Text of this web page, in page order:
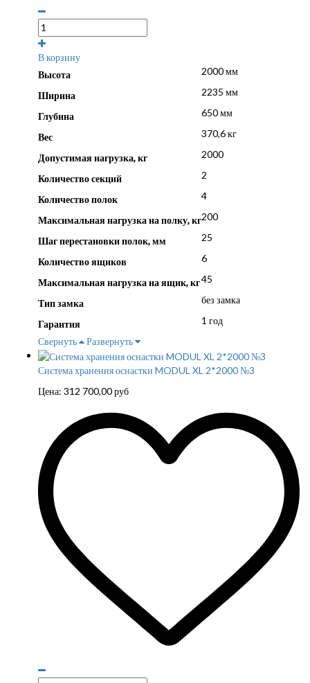
В корзину
Высота
2000 мм
Ширина 2235 мм
Глубина 650 мм
Вес 370,6 кг
Допустимая нагрузка, кг 2000
Количество секций 2
Количество полок 4
Максимальная нагрузка на полку, кг200
Шаг перестановки полок, мм 25
Количество ящиков 6
Максимальная нагрузка на ящик, кг45
Тип замка без замка
Гарантия
1 год
Свернуть
Развернуть
Система хранения оснастки MODUL XL 2*2000 №3
Цена: 312 700,00руб